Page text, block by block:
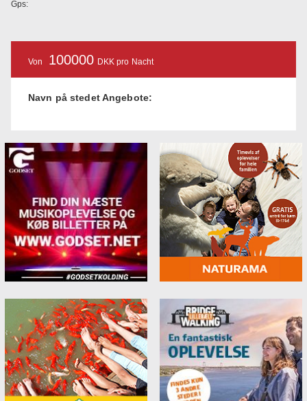
Gps:
Von 100000 DKK pro Nacht
Navn på stedet Angebote: